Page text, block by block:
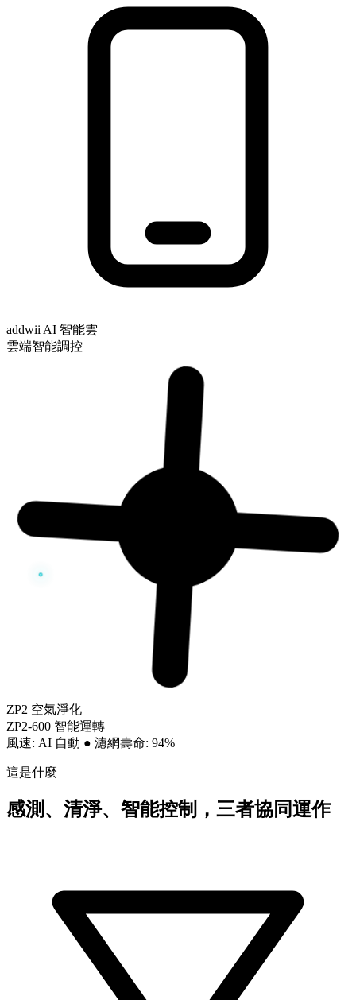
addwii AI 智能雲
雲端智能調控
ZP2 空氣淨化
ZP2-600 智能運轉
風速: AI 自動 ● 濾網壽命: 94%
這是什麼
感測、清淨、智能控制，三者協同運作